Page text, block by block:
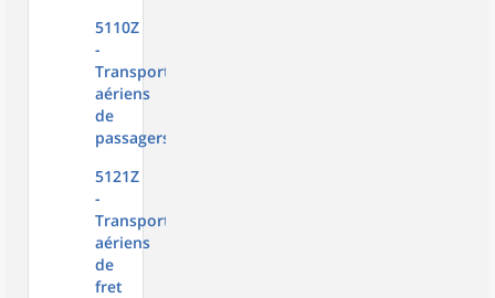
5110Z
-
Transports
aériens
de
passagers
5121Z
-
Transports
aériens
de
fret